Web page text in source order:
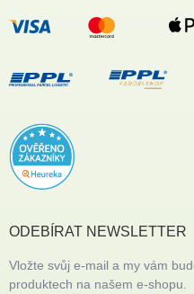
ODEBÍRAT NEWSLETTER
Vložte svůj e-mail a my vám
produktech na našem e-shopu.